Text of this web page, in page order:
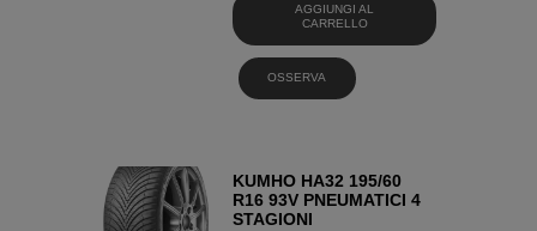
AGGIUNGI AL
CARRELLO
OSSERVA
KUMHO HA32 195/60
R16 93V PNEUMATICI 4
STAGIONI